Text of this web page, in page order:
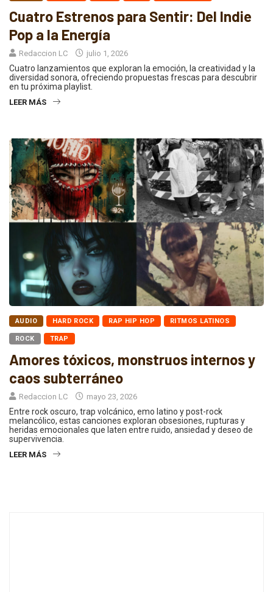
Cuatro Estrenos para Sentir: Del Indie
Pop a la Energía
Redaccion LC julio 1, 2026
Cuatro lanzamientos que exploran la emoción, la creatividad y la
diversidad sonora, ofreciendo propuestas frescas para descubrir
en tu próxima playlist.
LEER MÁS
AUDIO HARD ROCK RAP HIP HOP RITMOS LATINOS
ROCK TRAP
Amores tóxicos, monstruos internos y
caos subterráneo
Redaccion LC mayo 23, 2026
Entre rock oscuro, trap volcánico, emo latino y post-rock
melancólico, estas canciones exploran obsesiones, rupturas y
heridas emocionales que laten entre ruido, ansiedad y deseo de
supervivencia.
LEER MÁS